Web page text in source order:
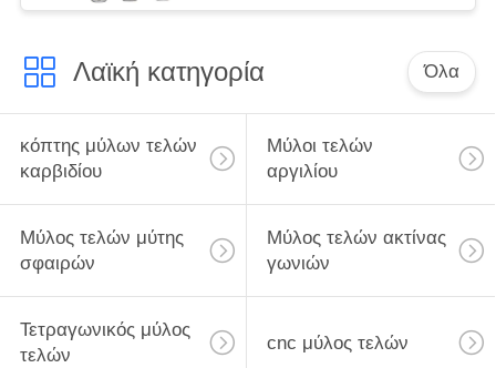
Λαϊκή κατηγορία Όλα
κόπτης μύλων τελών
καρβιδίου
Μύλοι τελών
αργιλίου
Μύλος τελών μύτης
σφαιρών
Μύλος τελών ακτίνας
γωνιών
Τετραγωνικός μύλος
τελών
cnc μύλος τελών